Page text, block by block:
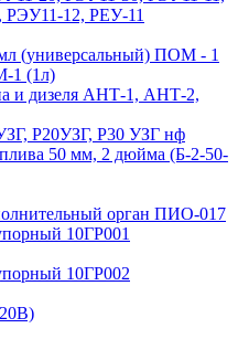
12, РЕУ-11
(универсальный) ПОМ - 1
1 (1л)
и дизеля АНТ-1, АНТ-2,
Р20УЗГ, Р30 УЗГ нф
50 мм, 2 дюйма (Б-2-50-
орган ПИО-017
10ГР001
10ГР002